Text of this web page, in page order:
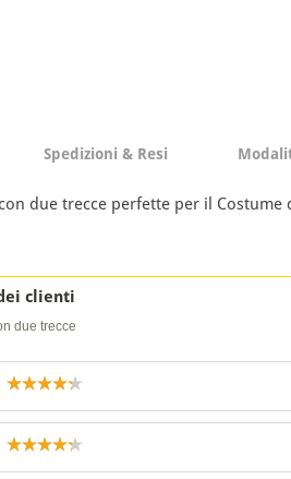
Spedizioni & Resi
due trecce perfette per il
clienti
due trecce